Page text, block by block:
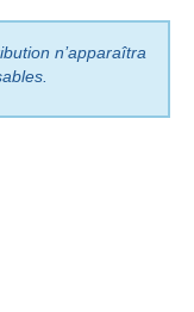
n’apparaîtra